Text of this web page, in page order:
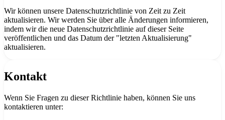
Wir können unsere Datenschutzrichtlinie von Zeit zu Zeit
aktualisieren. Wir werden Sie über alle Änderungen informieren,
indem wir die neue Datenschutzrichtlinie auf dieser Seite
veröffentlichen und das Datum der "letzten Aktualisierung"
aktualisieren.
Kontakt
Wenn Sie Fragen zu dieser Richtlinie haben, können Sie uns
kontaktieren unter: